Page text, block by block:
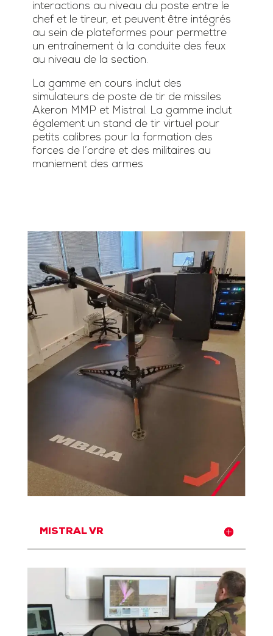
interactions au niveau du poste entre le
chef et le tireur, et peuvent être intégrés
au sein de plateformes pour permettre
un entraînement à la conduite des feux
au niveau de la section.
La gamme en cours inclut des
simulateurs de poste de tir de missiles
Akeron MMP et Mistral. La gamme inclut
également un stand de tir virtuel pour
petits calibres pour la formation des
forces de l’ordre et des militaires au
maniement des armes
MISTRAL VR